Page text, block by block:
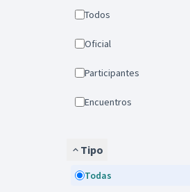
Todos
Oficial
Participantes
Encuentros
Tipo
Todas